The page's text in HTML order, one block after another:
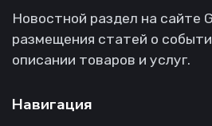
Новостной раздел на сайте
размещения статей о
описании товаров и услуг.
Навигация